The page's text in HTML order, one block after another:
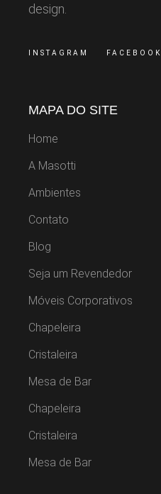
design.
INSTAGRAM FACEBOOK
MAPA DO SITE
Home
A Masotti
Ambientes
Contato
Blog
Seja um Revendedor
Móveis Corporativos
Chapeleira
Cristaleira
Mesa de Bar
Chapeleira
Cristaleira
Mesa de Bar